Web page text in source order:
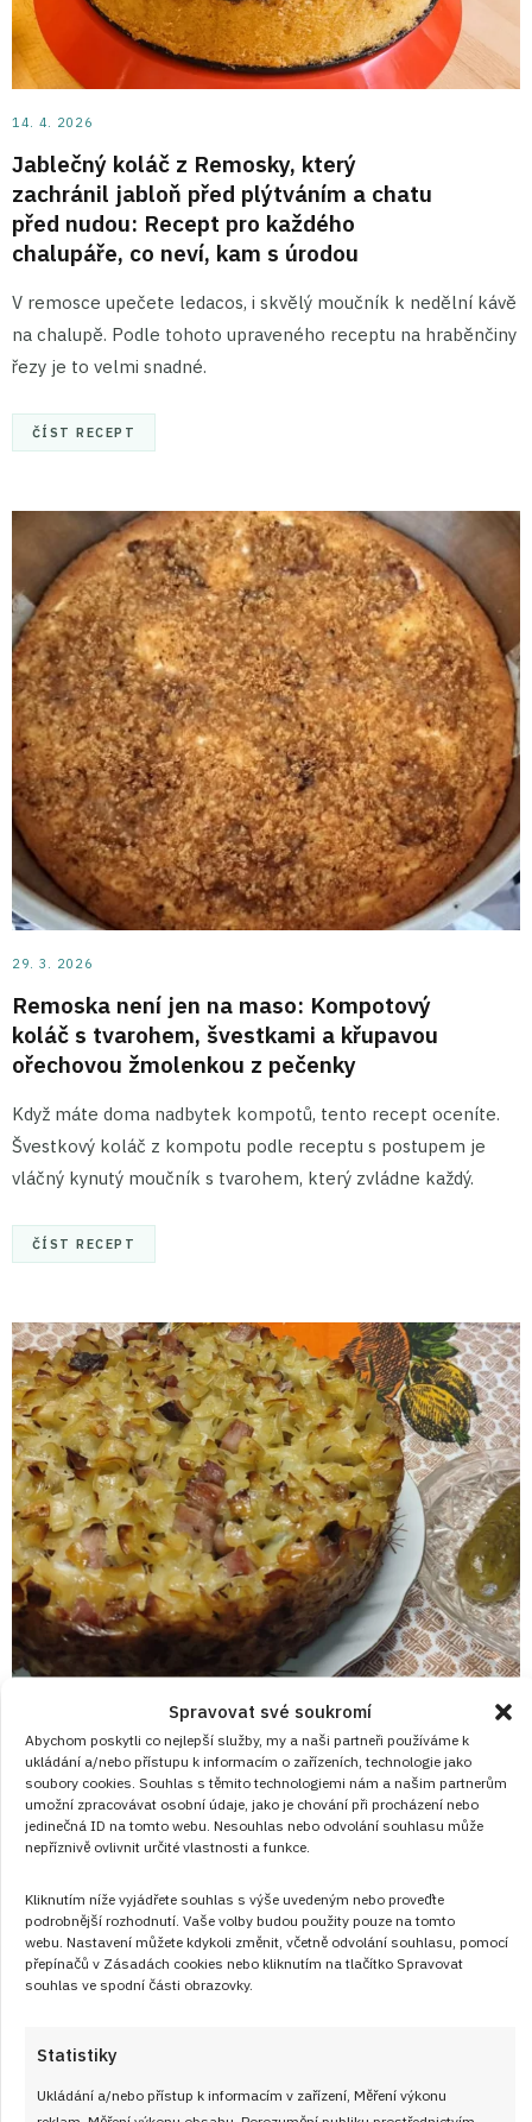
Spravovat své soukromí
Abychom poskytli co nejlepší služby, my a naši partneři používáme k
ukládání a/nebo přístupu k informacím o zařízeních, technologie jako
soubory cookies. Souhlas s těmito technologiemi nám a našim partnerům
umožní zpracovávat osobní údaje, jako je chování při procházení nebo
jedinečná ID na tomto webu. Nesouhlas nebo odvolání souhlasu může
nepříznivě ovlivnit určité vlastnosti a funkce.
Kliknutím níže vyjádřete souhlas s výše uvedeným nebo proveďte
podrobnější rozhodnutí. Vaše volby budou použity pouze na tomto
webu. Nastavení můžete kdykoli změnit, včetně odvolání souhlasu, pomocí
přepínačů v Zásadách cookies nebo kliknutím na tlačítko Spravovat
souhlas ve spodní části obrazovky.
Statistiky
Ukládání a/nebo přístup k informacím v zařízení, Měření výkonu
14. 4. 2026
Jablečný koláč z Remosky, který
zachránil jabloň před plýtváním a chatu
před nudou: Recept pro každého
chalupáře, co neví, kam s úrodou
V remosce upečete ledacos, i skvělý moučník k nedělní kávě
na chalupě. Podle tohoto upraveného receptu na hraběnčiny
řezy je to velmi snadné.
ČÍST RECEPT
29. 3. 2026
Remoska není jen na maso: Kompotový
koláč s tvarohem, švestkami a křupavou
ořechovou žmolenkou z pečenky
Když máte doma nadbytek kompotů, tento recept oceníte.
Švestkový koláč z kompotu podle receptu s postupem je
vláčný kynutý moučník s tvarohem, který zvládne každý.
ČÍST RECEPT
28. 1. 2026
Remoskové šunkofleky se smetanou a
šunkou, které se promění v krémovou
Varianta šunkofleků v remosce souvisí s popularitou remosky
v Československu, kde se stala symbolem praktického
domácího vaření. Šunkofleky tak zvládnete rychle a
ČÍST RECEPT